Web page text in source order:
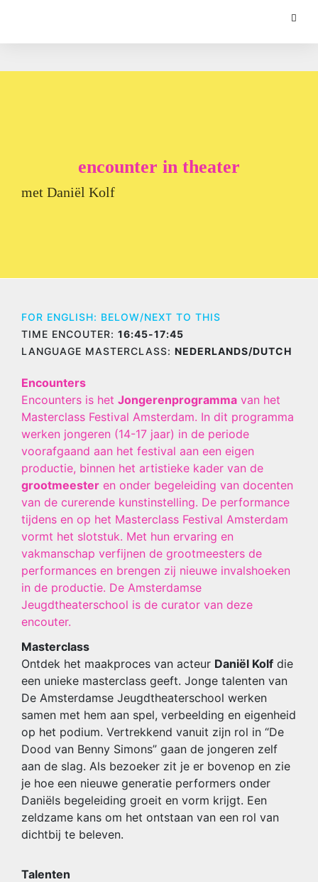
encounter in theater
met Daniël Kolf
FOR ENGLISH: BELOW/NEXT TO THIS
TIME ENCOUTER: 16:45-17:45
LANGUAGE MASTERCLASS: NEDERLANDS/DUTCH
Encounters
Encounters is het Jongerenprogramma van het
Masterclass Festival Amsterdam. In dit programma
werken jongeren (14-17 jaar) in de periode
voorafgaand aan het festival aan een eigen
productie, binnen het artistieke kader van de
grootmeester en onder begeleiding van docenten
van de curerende kunstinstelling. De performance
tijdens en op het Masterclass Festival Amsterdam
vormt het slotstuk. Met hun ervaring en
vakmanschap verfijnen de grootmeesters de
performances en brengen zij nieuwe invalshoeken
in de productie. De Amsterdamse
Jeugdtheaterschool is de curator van deze
encouter.
Masterclass
Ontdek het maakproces van acteur Daniël Kolf die
een unieke masterclass geeft. Jonge talenten van
De Amsterdamse Jeugdtheaterschool werken
samen met hem aan spel, verbeelding en eigenheid
op het podium. Vertrekkend vanuit zijn rol in “De
Dood van Benny Simons” gaan de jongeren zelf
aan de slag. Als bezoeker zit je er bovenop en zie
je hoe een nieuwe generatie performers onder
Daniëls begeleiding groeit en vorm krijgt. Een
zeldzame kans om het ontstaan van een rol van
dichtbij te beleven.
Talenten